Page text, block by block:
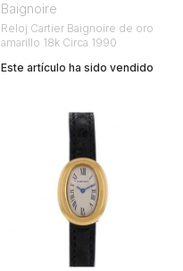
Baignoire
Reloj Cartier Baignoire de oro
amarillo 18k Circa 1990
Este artículo ha sido vendido